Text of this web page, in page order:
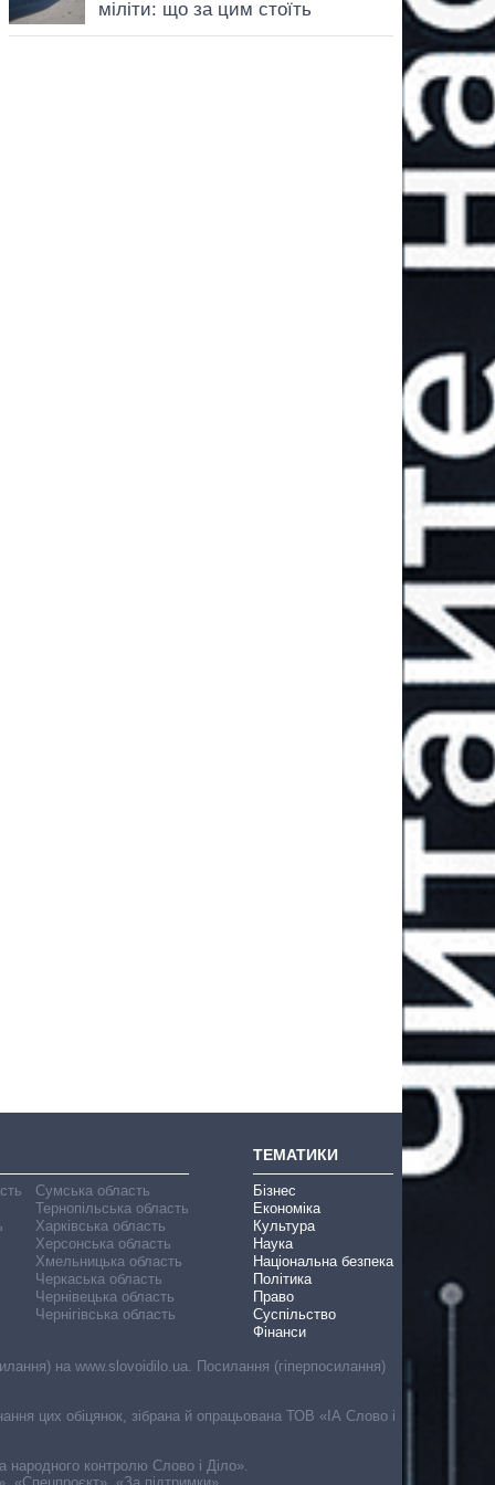
Сумська область
Тернопільська область
Харківська область
Херсонська область
Хмельницька область
Черкаська область
Чернівецька область
Чернігівська область
ТЕМАТИКИ
Бізнес
Економіка
Культура
Наука
Національна безпека
Політика
Право
Суспільство
Фінанси
на www.slovoidilo.ua. Посилання (гіперпосилання)
цих обіцянок, зібрана й опрацьована ТОВ «ІА Слово і
народного контролю Слово і Діло».